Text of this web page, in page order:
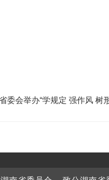
委会举办“学规定 强作风 树